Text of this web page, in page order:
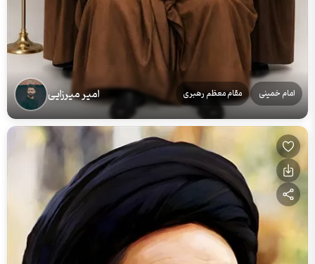
امام خمینی مقام معظم رهبری امیر میرزایی